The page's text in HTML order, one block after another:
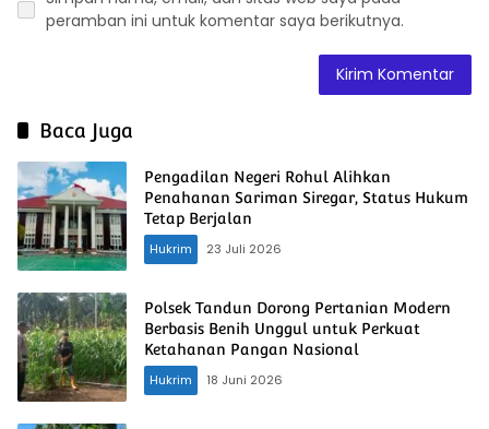
peramban ini untuk komentar saya berikutnya.
Baca Juga
Pengadilan Negeri Rohul Alihkan
Penahanan Sariman Siregar, Status Hukum
Tetap Berjalan
Hukrim
23 Juli 2026
Polsek Tandun Dorong Pertanian Modern
Berbasis Benih Unggul untuk Perkuat
Ketahanan Pangan Nasional
Hukrim
18 Juni 2026